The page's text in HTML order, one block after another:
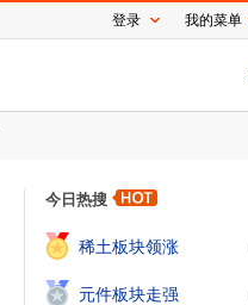
今日热搜
稀土板块领涨
2
元件板块走强
登录 我的菜单